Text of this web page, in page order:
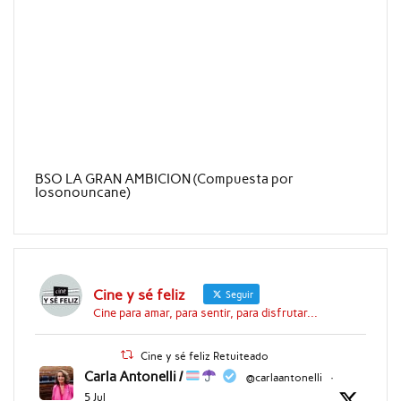
BSO LA GRAN AMBICION (Compuesta por
Iosonouncane)
Cine y sé feliz Seguir
Cine para amar, para sentir, para disfrutar...
Cine y sé feliz Retuiteado
Carla Antonelli / @carlaantonelli
·
5 Jul